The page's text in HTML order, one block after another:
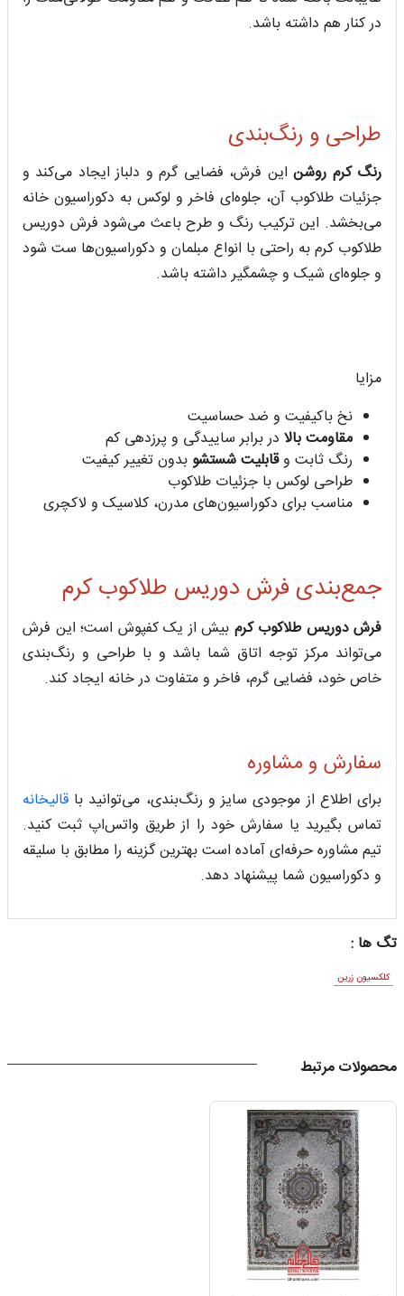
در کنار هم داشته باشد.
طراحی و رنگ‌بندی
رنگ کرم روشناین فرش، فضایی گرم و دلباز ایجاد می‌کند و
جزئیات طلاکوب آن، جلوه‌ای فاخر و لوکس به دکوراسیون خانه
می‌بخشد. این ترکیب رنگ و طرح باعث می‌شود فرش دوریس
طلاکوب کرم به راحتی با انواع مبلمان و دکوراسیون‌ها ست شود
و جلوه‌ای شیک و چشمگیر داشته باشد.
مزایا
نخ باکیفیت و ضد حساسیت
مقاومت بالا در برابر ساییدگی و پرزدهی کم
رنگ ثابت وقابلیت شستشوبدون تغییر کیفیت
طراحی لوکس با جزئیات طلاکوب
مناسب برای دکوراسیون‌های مدرن، کلاسیک و لاکچری
جمع‌بندی فرش دوریس طلاکوب کرم
فرش دوریس طلاکوب کرم بیش از یک کفپوش است؛ این فرش
می‌تواند مرکز توجه اتاق شما باشد و با طراحی و رنگ‌بندی
خاص خود، فضایی گرم، فاخر و متفاوت در خانه ایجاد کند.
سفارش و مشاوره
برای اطلاع از موجودی سایز و رنگ‌بندی، می‌توانید با قالیخانه
تماس بگیرید یا سفارش خود را از طریق واتس‌اپ ثبت کنید.
تیم مشاوره حرفه‌ای آماده است بهترین گزینه را مطابق با سلیقه
و دکوراسیون شما پیشنهاد دهد.
تگ ها :
کلکسیون زرین
محصولات مرتبط